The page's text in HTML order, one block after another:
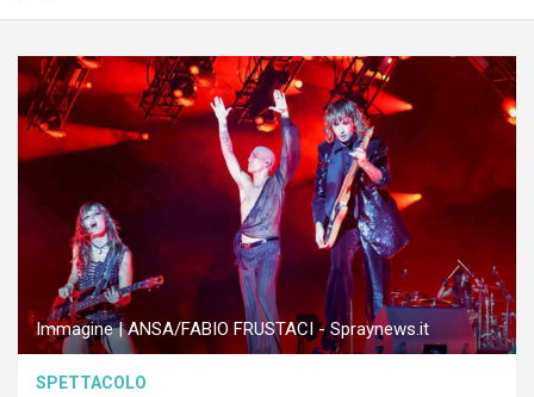
Immagine | ANSA/FABIO FRUSTACI - Spraynews.it
SPETTACOLO